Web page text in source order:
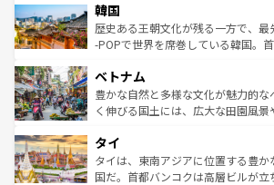
ワイを、存分に味わってほしい。 なお、新着のハワイ情報
はコンテンツ一覧を参照してほしい
いる。アクティビティも充実してお
ビング、ハイキングなど、アウトド
い。オーストラリアの多彩な魅力
参照してほしい。
ン）、静ひつな山岳地帯である台湾
と山間の静けさが共存しており、
驚きをもたらしてくれる。また、奥
容にもいいと評判のスイーツなど、
が味わえる。 なお、新着の台湾情
照してほしい。
韓国
歴史ある王朝文化が残る一方で、
-POPで世界を席巻している韓国。
き、地方に足を延ばせば四季折々の
できる。そして、キムチや焼肉、
まで、さまざまな韓国料理が待って
リティに包まれながら、韓国の多彩
わってみてほしい。 なお、
覧を参照してほしい。
ベトナム
豊かな自然と多様な文化が魅力的
く伸びる国土には、広大な田園風景
急速な発展と共に伝統が息づく。ハ
ーチミン市のフランス統治時代の建
醸し出している。また、バラエティ
タイ
タイは、東南アジアに位置する豊か
国だ。首都バンコクは高層ビルが立